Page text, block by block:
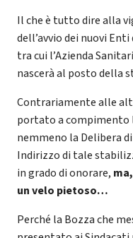
Il che è tutto dire alla
dell’avvio dei nuovi
tra cui l’Azienda
nascerà al posto della
Contrariamente alle
portato a compimento
nemmeno la Delibera
Indirizzo di tale
in grado di onorare,
un velo pietoso…
Perché la Bozza che